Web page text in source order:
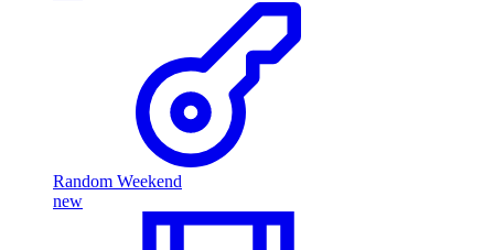
Random Weekend
new